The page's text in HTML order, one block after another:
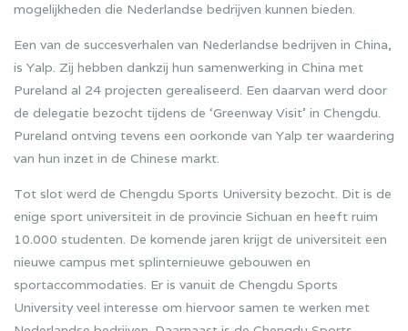
mogelijkheden die Nederlandse bedrijven kunnen bieden.
Een van de succesverhalen van Nederlandse bedrijven in China,
is Yalp. Zij hebben dankzij hun samenwerking in China met
Pureland al 24 projecten gerealiseerd. Een daarvan werd door
de delegatie bezocht tijdens de ‘Greenway Visit’ in Chengdu.
Pureland ontving tevens een oorkonde van Yalp ter waardering
van hun inzet in de Chinese markt.
Tot slot werd de Chengdu Sports University bezocht. Dit is de
enige sport universiteit in de provincie Sichuan en heeft ruim
10.000 studenten. De komende jaren krijgt de universiteit een
nieuwe campus met splinternieuwe gebouwen en
sportaccommodaties. Er is vanuit de Chengdu Sports
University veel interesse om hiervoor samen te werken met